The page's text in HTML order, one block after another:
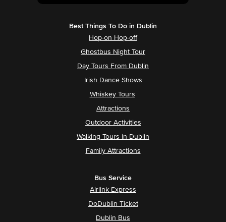
Best Things To Do in Dublin
Hop-on Hop-off
Ghostbus Night Tour
Day Tours From Dublin
Irish Dance Shows
Whiskey Tours
Attractions
Outdoor Activities
Walking Tours in Dublin
Family Attractions
Bus Service
Airlink Express
DoDublin Ticket
Dublin Bus